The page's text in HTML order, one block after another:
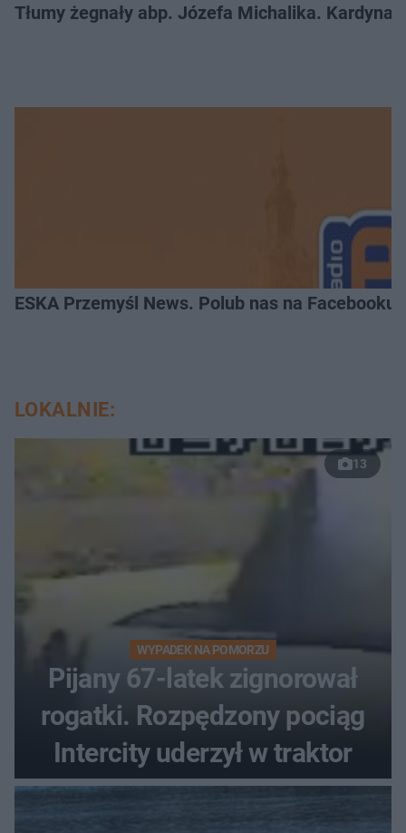
Tłumy żegnały abp. Józefa Michalika.
ESKA Przemyśl News. Polub nas na Facebooku!
LOKALNIE:
13
WYPADEK NA POMORZU
Pijany 67-latek zignorował
rogatki. Rozpędzony pociąg
Intercity uderzył w traktor